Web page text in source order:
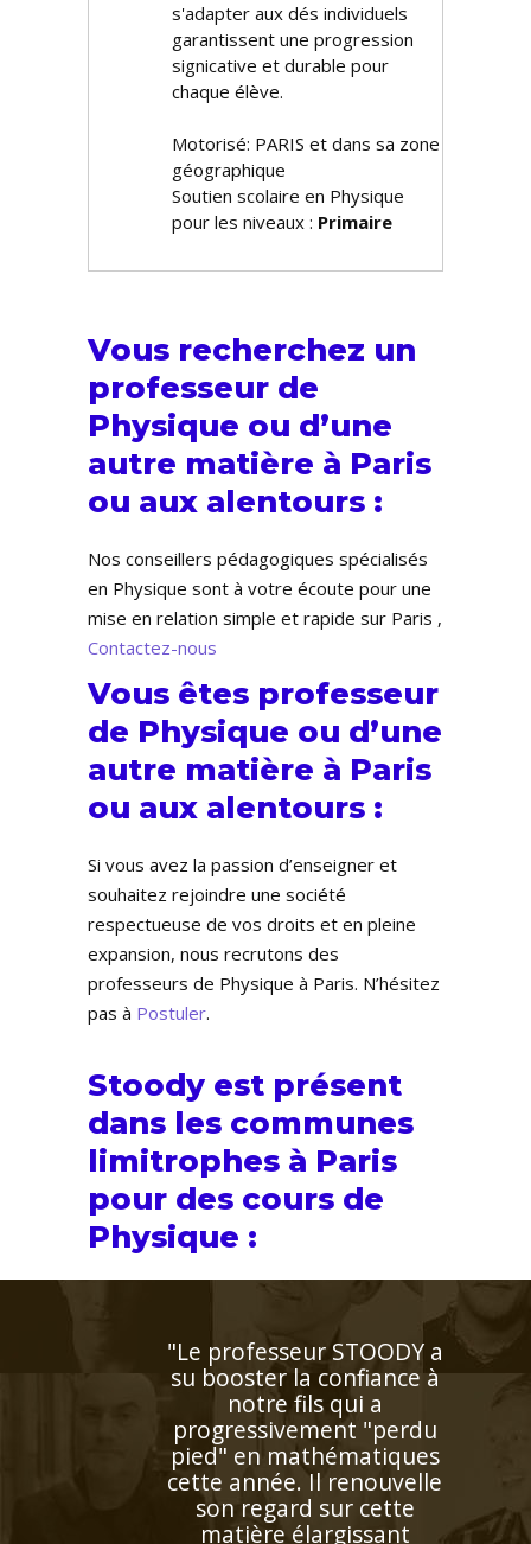
s'adapter aux défis individuels
garantissent une progression
significative et durable pour
chaque élève.
Motorisé: PARIS et dans sa zone
géographique
Soutien scolaire en Physique
pour les niveaux : Primaire
Vous recherchez un
professeur de
Physique ou d’une
autre matière à Paris
ou aux alentours :
Nos conseillers pédagogiques spécialisés
en Physique sont à votre écoute pour une
mise en relation simple et rapide sur Paris ,
Contactez-nous
Vous êtes professeur
de Physique ou d’une
autre matière à Paris
ou aux alentours :
Si vous avez la passion d’enseigner et
souhaitez rejoindre une société
respectueuse de vos droits et en pleine
expansion, nous recrutons des
professeurs de Physique à Paris. N’hésitez
pas à Postuler.
Stoody est présent
dans les communes
limitrophes à Paris
pour des cours de
Physique :
"Entièrement satisfaite.
Ma fille a augmenté sa
moyenne en anglais en
obtenant un 18/20 au
troisième trimestre. Je
compte faire la même
chose avec mon fils à la
rentrée de septembre avec